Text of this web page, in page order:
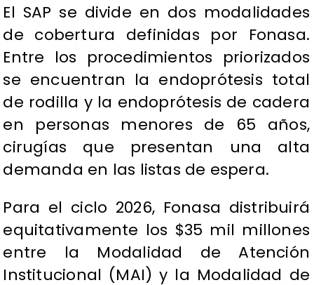
El SAP se divide en dos modalidades
de cobertura definidas por Fonasa.
Entre los procedimientos priorizados
se encuentran la endoprótesis total
de rodilla y la endoprótesis de cadera
en personas menores de 65 años,
cirugías que presentan una alta
demanda en las listas de espera.
Para el ciclo 2026, Fonasa distribuirá
equitativamente los $35 mil millones
entre la Modalidad de Atención
Institucional (MAI) y la Modalidad de